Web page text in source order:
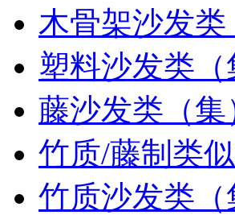
木骨架沙发类
塑料沙发类（
藤沙发类（集
竹质/藤制类
竹质沙发类（